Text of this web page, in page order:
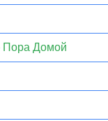
Пора Домой